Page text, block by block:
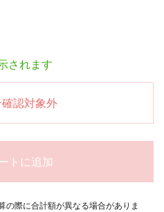
されます
認対象外
トに追加
の際に合計額が異なる場合がありま